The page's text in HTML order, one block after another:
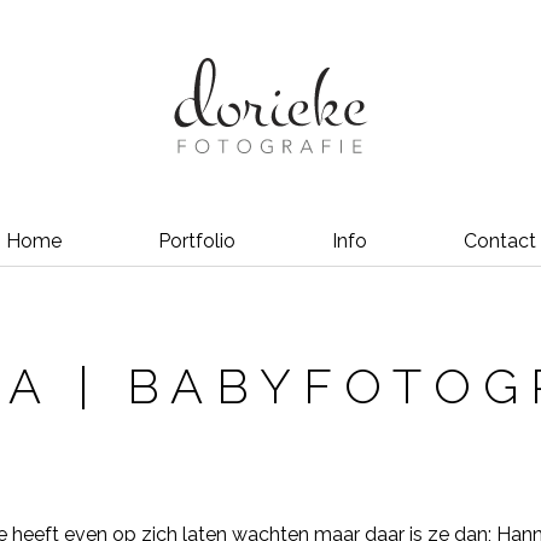
Home Portfolio Info Contact
|
heeft even op zich laten wachten maar daar is ze dan;